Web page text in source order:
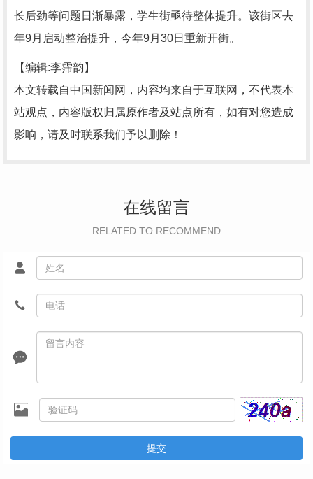
长后劲等问题日渐暴露，学生街亟待整体提升。该街区去
年9月启动整治提升，今年9月30日重新开街。
【编辑:李霈韵】
本文转载自中国新闻网，内容均来自于互联网，不代表本
站观点，内容版权归属原作者及站点所有，如有对您造成
影响，请及时联系我们予以删除！
在线留言
RELATED TO RECOMMEND
提交